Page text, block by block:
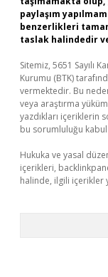
paylaşım
benzerlikleri
taslak halindedir
Sitemiz, 5651 Sayılı
Kurumu (BTK)
vermektedir. Bu
veya araştırma
yazdıkları içeriklerin
bu sorumluluğu kabul
Hukuka ve yasal
içerikleri,
halinde, ilgili içerikler